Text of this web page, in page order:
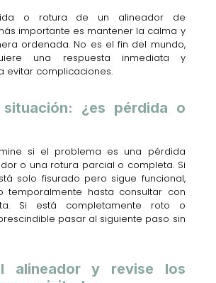
o rotura de un alineador de
importante es mantener la calma y
ordenada. No es el fin del mundo,
una respuesta inmediata y
evitar complicaciones.
situación: ¿es pérdida o
si el problema es una pérdida
o una rotura parcial o completa. Si
solo fisurado pero sigue funcional,
temporalmente hasta consultar con
Si está completamente roto o
pasar al siguiente paso sin
alineador y revise los